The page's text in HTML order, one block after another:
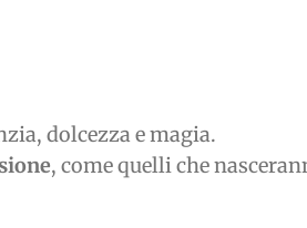
dolcezza e magia.
, come quelli che